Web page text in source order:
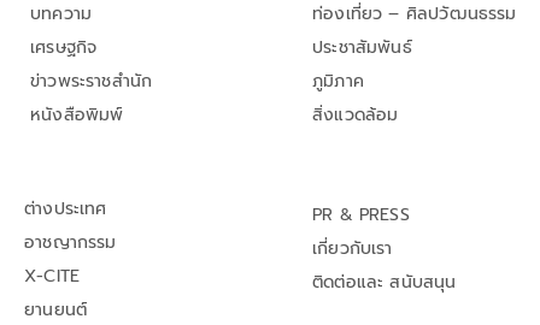
บทความ
เศรษฐกิจ
ข่าวพระราชสำนัก
หนังสือพิมพ์
ท่องเที่ยว – ศิลปวัฒนธรรม
ประชาสัมพันธ์
ภูมิภาค
สิ่งแวดล้อม
ต่างประเทศ
อาชญากรรม
X-CITE
ยานยนต์
PR & PRESS
เกี่ยวกับเรา
ติดต่อและ สนับสนุน